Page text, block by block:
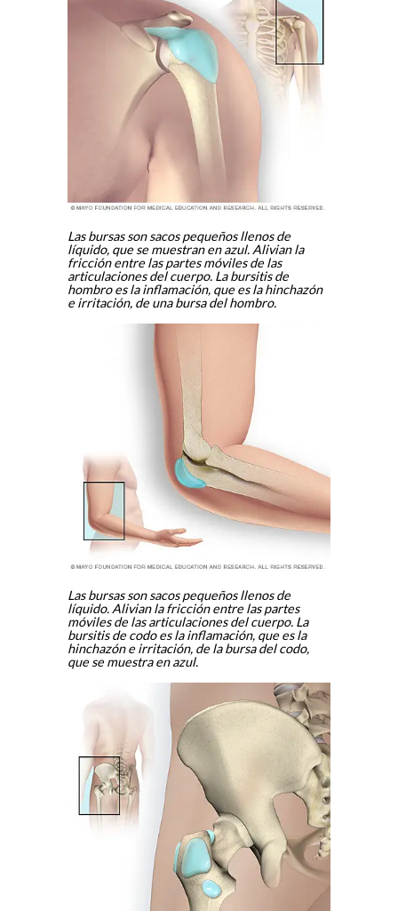
Las bursas son sacos pequeños llenos de
líquido, que se muestran en azul. Alivian la
fricción entre las partes móviles de las
articulaciones del cuerpo. La bursitis de
hombro es la inflamación, que es la hinchazón
e irritación, de una bursa del hombro.
Las bursas son sacos pequeños llenos de
líquido. Alivian la fricción entre las partes
móviles de las articulaciones del cuerpo. La
bursitis de codo es la inflamación, que es la
hinchazón e irritación, de la bursa del codo,
que se muestra en azul.